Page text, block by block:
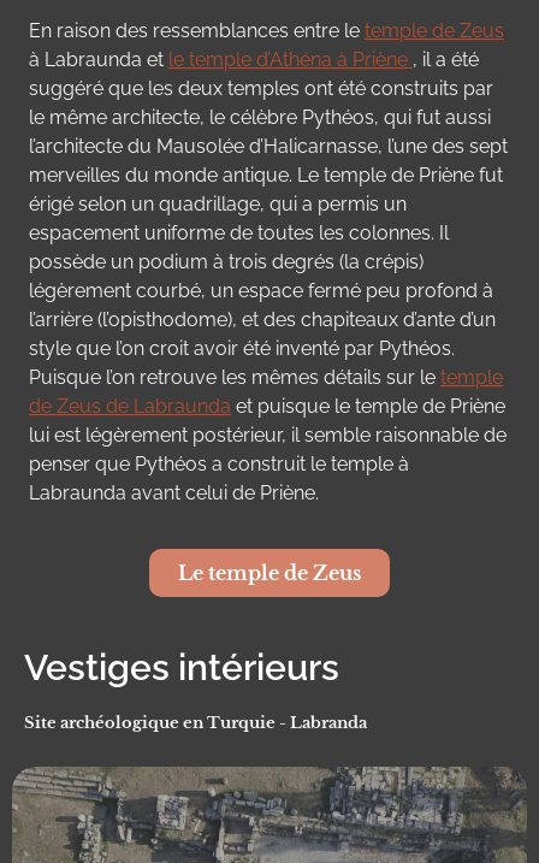
En raison des ressemblances entre le temple de Zeus
à Labraunda et le temple d’Athéna à Priène , il a été
suggéré que les deux temples ont été construits par
le même architecte, le célèbre Pythéos, qui fut aussi
l’architecte du Mausolée d’Halicarnasse, l’une des sept
merveilles du monde antique. Le temple de Priène fut
érigé selon un quadrillage, qui a permis un
espacement uniforme de toutes les colonnes. Il
possède un podium à trois degrés (la crépis)
légèrement courbé, un espace fermé peu profond à
l’arrière (l’opisthodome), et des chapiteaux d’ante d’un
style que l’on croit avoir été inventé par Pythéos.
Puisque l’on retrouve les mêmes détails sur le temple
de Zeus de Labraunda et puisque le temple de Priène
lui est légèrement postérieur, il semble raisonnable de
penser que Pythéos a construit le temple à
Labraunda avant celui de Priène.
Le temple de Zeus
Vestiges intérieurs
Site archéologique en Turquie - Labranda